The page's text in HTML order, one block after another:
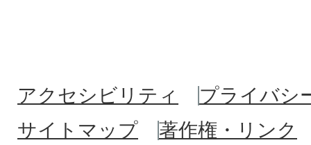
アクセシビリティ
プライバシ
サイトマップ
著作権・リンク